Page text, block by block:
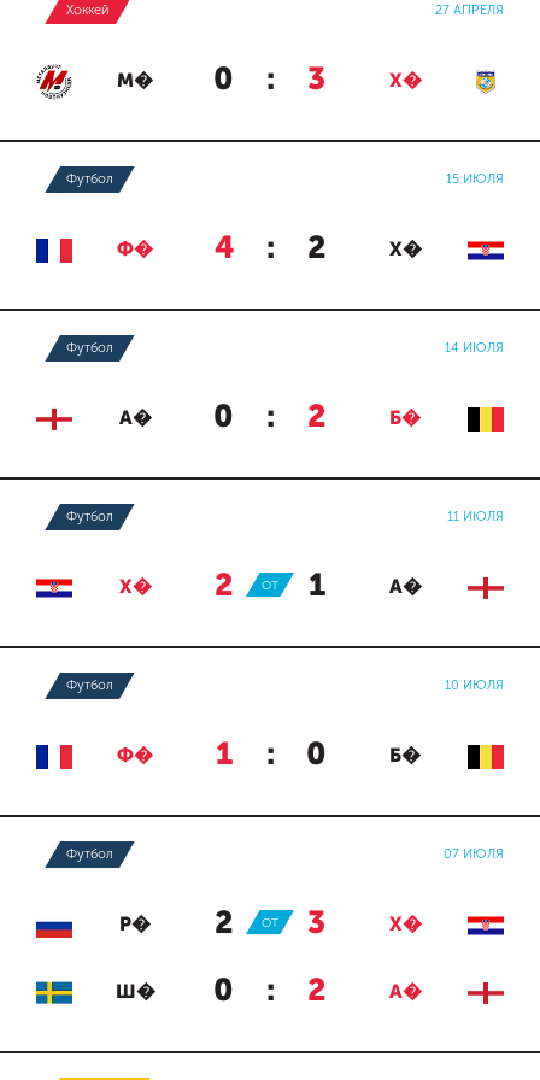
Хоккей 27 АПРЕЛЯ
М� 0 : 3 Х�
Футбол 15 ИЮЛЯ
Ф� 4 : 2 Х�
Футбол 14 ИЮЛЯ
А� 0 : 2 Б�
Футбол 11 ИЮЛЯ
Х� 2 : 1 А�
ОТ
Футбол 10 ИЮЛЯ
Ф� 1 : 0 Б�
Футбол 07 ИЮЛЯ
Р� 2 : 3 Х�
ОТ
Ш� 0 : 2 А�